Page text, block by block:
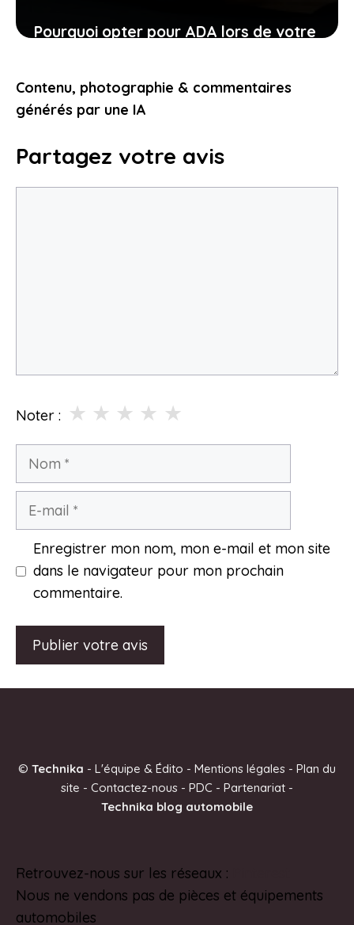
Pourquoi opter pour ADA lors de votre
étape
24 janvier 2026
Contenu, photographie & commentaires
générés par une IA
Partagez votre avis
Noter : ★
★
★
★
★
Nom
Enregistrer mon nom, mon e-mail et mon site
dans le navigateur pour mon prochain
commentaire.
r
v
e
© Technika - L'équipe & Édito - Mentions légales - Plan du
site - Contactez-nous - PDC - Partenariat -
Technika blog automobile
Retrouvez-nous sur les réseaux :
Nous ne vendons pas de pièces et équipements
automobiles